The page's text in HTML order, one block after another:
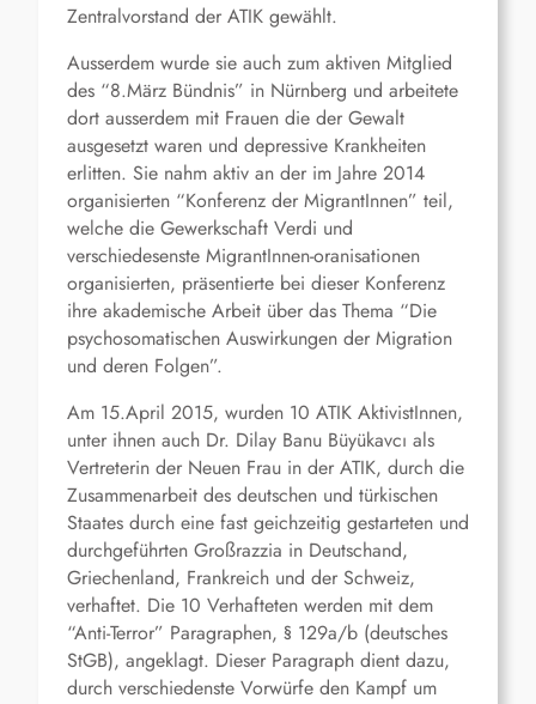
Zentralvorstand der ATIK gewählt.
Ausserdem wurde sie auch zum aktiven Mitglied
des “8.März Bündnis” in Nürnberg und arbeitete
dort ausserdem mit Frauen die der Gewalt
ausgesetzt waren und depressive Krankheiten
erlitten. Sie nahm aktiv an der im Jahre 2014
organisierten “Konferenz der MigrantInnen” teil,
welche die Gewerkschaft Verdi und
verschiedesenste MigrantInnen-oranisationen
organisierten, präsentierte bei dieser Konferenz
ihre akademische Arbeit über das Thema “Die
psychosomatischen Auswirkungen der Migration
und deren Folgen”.
Am 15.April 2015, wurden 10 ATIK AktivistInnen,
unter ihnen auch Dr. Dilay Banu Büyükavcı als
Vertreterin der Neuen Frau in der ATIK, durch die
Zusammenarbeit des deutschen und türkischen
Staates durch eine fast geichzeitig gestarteten und
durchgeführten Großrazzia in Deutschand,
Griechenland, Frankreich und der Schweiz,
verhaftet. Die 10 Verhafteten werden mit dem
“Anti-Terror” Paragraphen, § 129a/b (deutsches
StGB), angeklagt. Dieser Paragraph dient dazu,
durch verschiedenste Vorwürfe den Kampf um